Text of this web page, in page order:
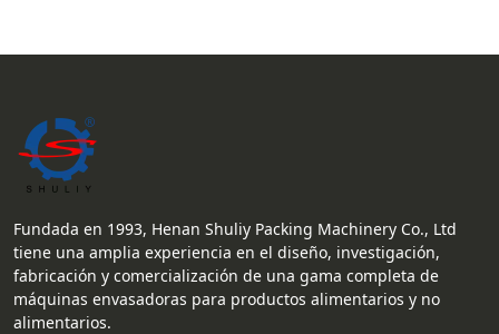
Fundada en 1993, Henan Shuliy Packing Machinery Co., Ltd
tiene una amplia experiencia en el diseño, investigación,
fabricación y comercialización de una gama completa de
máquinas envasadoras para productos alimentarios y no
alimentarios.